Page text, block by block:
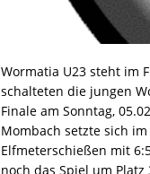
Wormatia U23 steht im
schalteten die jungen
Finale am Sonntag,
Mombach setzte sich
Elfmeterschießen mit
noch das Spiel um Platz